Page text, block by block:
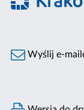
Wyślij e-